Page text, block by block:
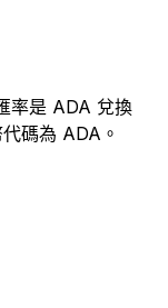
率是 ADA 兌換
碼為 ADA。